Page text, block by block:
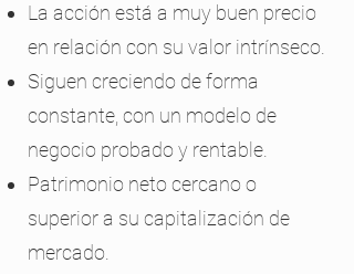
La acción está a muy buen precio
en relación con su valor intrínseco.
Siguen creciendo de forma
constante, con un modelo de
negocio probado y rentable.
Patrimonio neto cercano o
superior a su capitalización de
mercado.